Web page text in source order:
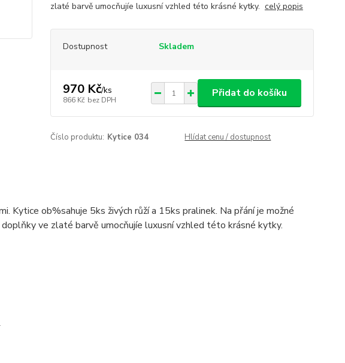
zlaté barvě umocňujíe luxusní vzhled této krásné kytky. celý popis
Dostupnost Skladem
970 Kč/ks
866 Kč bez DPH
Přidat do košíku
Číslo produktu: Kytice 034 Hlídat cenu / dostupnost
Kytice ob%sahuje 5ks živých růží a 15ks pralinek. Na přání je možné
ve zlaté barvě umocňujíe luxusní vzhled této krásné kytky.